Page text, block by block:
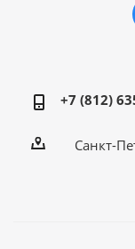
+7 (812)
Санкт-